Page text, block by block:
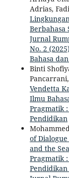
Adrias,
Berbahasa
Jurnal
No. 2
Bahasa
Binti
Pancarrani,
Vendetta
Ilmu
Pragmatik
Pendidikan
of
and the
Pragmatik
Pendidikan